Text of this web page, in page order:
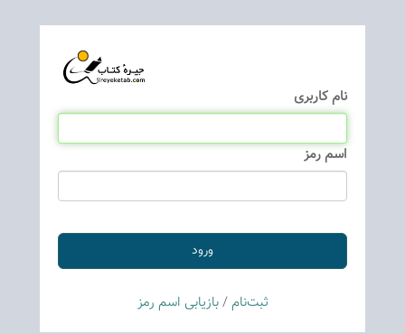
نام كاربری
اسم رمز
ثبت‌نام/بازیابی اسم رمز